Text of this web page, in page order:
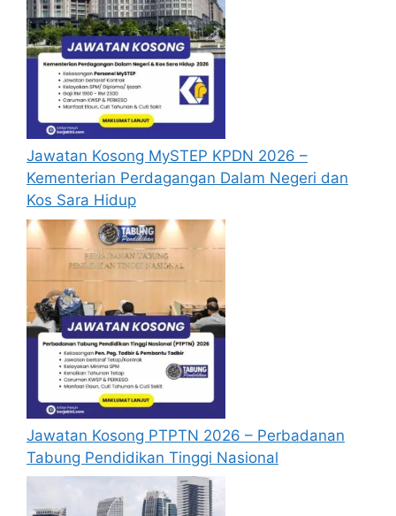
tidak perlu lagi memohon semula
sekiranya tempoh permohonan masih
sah.
Sebelum membuat permohonan sila
pastikan anda
login/register
mengisi segala maklumat yang diminta
dengan lengkap dan tepat.
Perlu diingatkan, hanya pemohon yang
layak sahaja akan dipanggil ke
temuduga. Sila lengkapkan dan
kemaskini maklumat anda yang telah
didaftarkan. Permohonan yang tidak
menerima sebarang jawapan selepas
bulan
dari tarikh iklan ditutup hendaklah
menganggap permohonan mereka tidak
berjaya.
Mohon Online
Jawatan Kosong MySTEP KPDN 2026 –
Kementerian Perdagangan Dalam Negeri dan
Kos Sara Hidup
Jawatan Kosong PTPTN 2026 – Perbadanan
Tabung Pendidikan Tinggi Nasional